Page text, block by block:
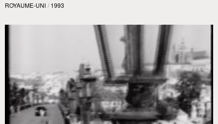
ROYAUME-UNI / 1993